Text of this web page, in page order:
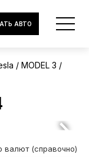
АВТО
MODEL 3
валют (справочно)